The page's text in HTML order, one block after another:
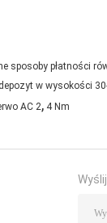
sposoby płatności
w wysokości
AC 2, 4 Nm